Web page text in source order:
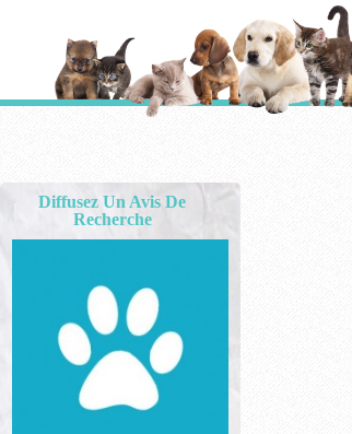
Diffusez Un Avis De
Recherche